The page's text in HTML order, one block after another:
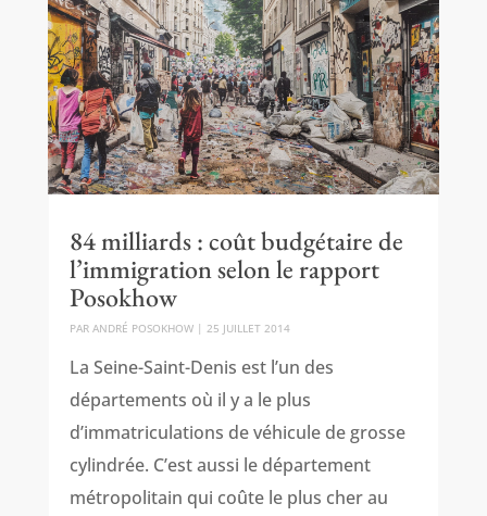
84 milliards : coût budgétaire de
l’immigration selon le rapport
Posokhow
PAR ANDRÉ POSOKHOW| 25 JUILLET 2014
La Seine-Saint-Denis est l’un des
départements où il y a le plus
d’immatriculations de véhicule de grosse
cylindrée. C’est aussi le département
métropolitain qui coûte le plus cher au